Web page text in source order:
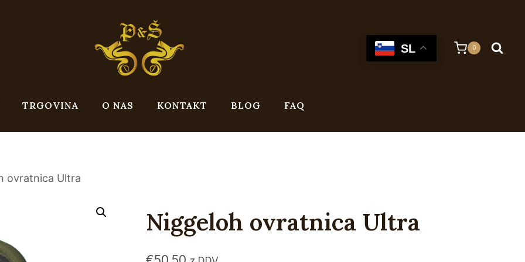
SL 0
TRGOVINA O NAS KONTAKT BLOG FAQ
ovratnica Ultra
Niggeloh ovratnica Ultra